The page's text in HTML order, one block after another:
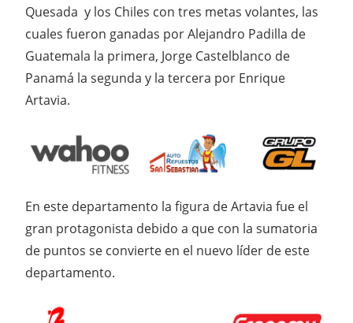
Quesada y los Chiles con tres metas volantes, las
cuales fueron ganadas por Alejandro Padilla de
Guatemala la primera, Jorge Castelblanco de
Panamá la segunda y la tercera por Enrique
Artavia.
En este departamento la figura de Artavia fue el
gran protagonista debido a que con la sumatoria
de puntos se convierte en el nuevo líder de este
departamento.